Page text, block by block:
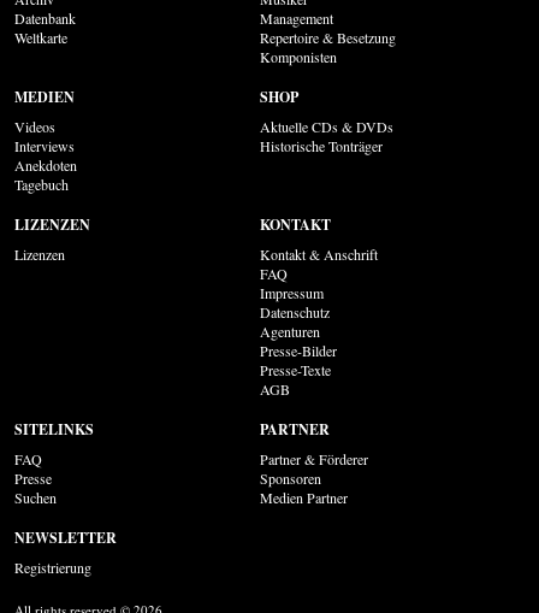
Datenbank
Weltkarte
Management
Repertoire & Besetzung
Komponisten
MEDIEN
Videos
Interviews
Anekdoten
Tagebuch
SHOP
Aktuelle CDs & DVDs
Historische Tonträger
LIZENZEN
Lizenzen
KONTAKT
Kontakt & Anschrift
FAQ
Impressum
Datenschutz
Agenturen
Presse-Bilder
Presse-Texte
AGB
SITELINKS
FAQ
Presse
Suchen
PARTNER
Partner & Förderer
Sponsoren
Medien Partner
NEWSLETTER
Registrierung